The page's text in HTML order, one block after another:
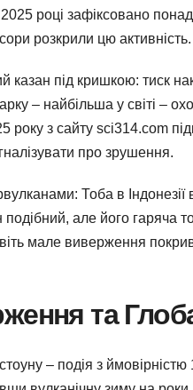
році зафіксовано
розкрили цю активність.
казан під кришкою: тиск
– найбільша у світі –
року з сайту sci314.com
про зрушення.
Тоба в
але його гаряча
мале виверження
та
– подія з ймовірністю